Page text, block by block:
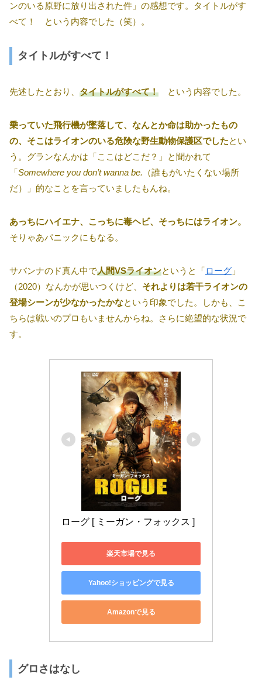
ンのいる原野に放り出された件」の感想です。タイトルがす
べて！ という内容でした（笑）。
タイトルがすべて！
先述したとおり、 タイトルがすべて！ という内容でした。
乗っていた飛行機が墜落して、なんとか命は助かったもの
の、そこはライオンのいる危険な野生動物保護区でしたとい
う。グランなんかは「ここはどこだ？」と聞かれて
「Somewhere you don’t wanna be. （誰もがいたくない場所
だ）」的なことを言っていましたもんね。
あっちにハイエナ、こっちに毒ヘビ、そっちにはライオン。
そりゃあパニックにもなる。
サバンナのド真ん中で人間VSライオンというと「ローグ 」
（2020）なんかが思いつくけど、 それよりは若干ライオンの
登場シーンが少なかったかなという印象でした。しかも、こ
ちらは戦いのプロもいませんからね。さらに絶望的な状況で
す。
ローグ [ ミーガン・フォックス ]
楽天市場で見る
Yahoo!ショッピングで見る
Amazonで見る
グロさはなし